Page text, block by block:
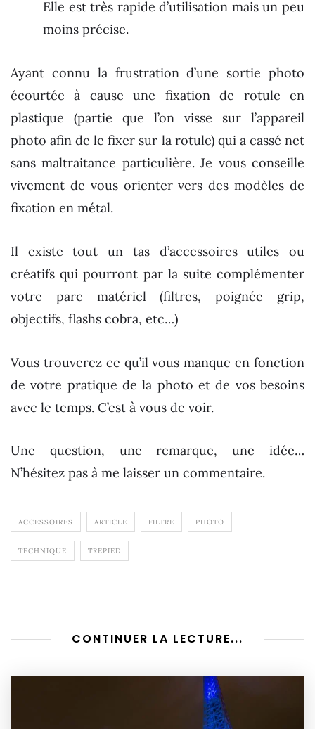
Elle est très rapide d’utilisation mais un peu
moins précise.
Ayant connu la frustration d’une sortie photo
écourtée à cause une fixation de rotule en
plastique (partie que l’on visse sur l’appareil
photo afin de le fixer sur la rotule) qui a cassé net
sans maltraitance particulière. Je vous conseille
vivement de vous orienter vers des modèles de
fixation en métal.
Il existe tout un tas d’accessoires utiles ou
créatifs qui pourront par la suite complémenter
votre parc matériel (filtres, poignée grip,
objectifs, flashs cobra, etc…)
Vous trouverez ce qu’il vous manque en fonction
de votre pratique de la photo et de vos besoins
avec le temps. C’est à vous de voir.
Une question, une remarque, une idée…
N’hésitez pas à me laisser un commentaire.
ACCESSOIRES ARTICLE FILTRE PHOTO
TECHNIQUE TREPIED
CONTINUER LA LECTURE...